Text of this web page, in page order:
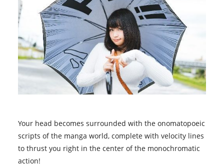
Your head becomes surrounded with the onomatopoeic
scripts of the manga world, complete with velocity lines
to thrust you right in the center of the monochromatic
action!